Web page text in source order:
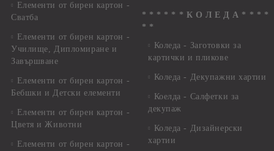
Елементи от бирен картон -
Сватба
Елементи от бирен картон -
Училище, Дипломиране и
Завършване
Елементи от бирен картон -
Бебшки и Детски елементи
Елементи от бирен картон -
Цветя и Животни
Елементи от бирен картон -
* * * * * * К О Л Е Д А * * * *
* *
Коледа - Заготовки за
картички и пликове
Коледа - Декупажни хартии
Коелда - Салфетки за
декупаж
Коледа - Дизайнерски
хартии